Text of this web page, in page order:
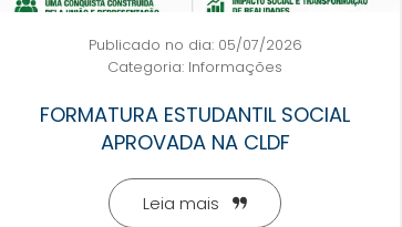
Publicado no dia: 05/07/2026
Categoria: Informações
FORMATURA ESTUDANTIL SOCIAL
APROVADA NA CLDF
Leia mais